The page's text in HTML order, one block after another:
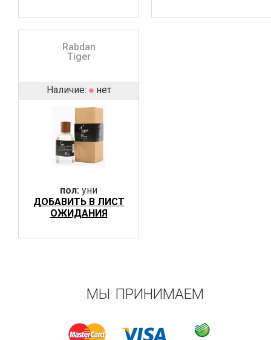
Rabdan
Tiger
Наличие: нет
пол: уни
ДОБАВИТЬ В ЛИСТ
ОЖИДАНИЯ
МЫ ПРИНИМАЕМ